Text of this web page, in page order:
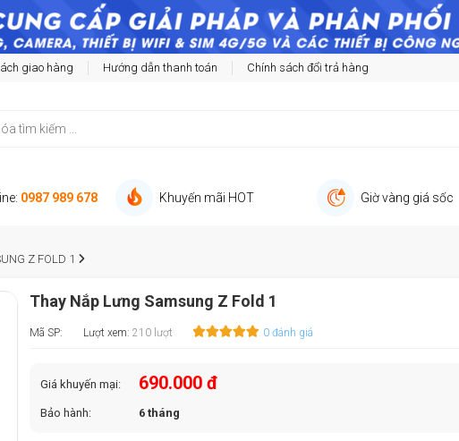
giao hàng Hướng dẫn thanh toán Chính sách đổi trả hàng
0987 989 678 Khuyến mãi HOT Giờ vàng giá sốc
Z FOLD 1
Thay Nắp Lưng Samsung Z Fold 1
Mã SP: Lượt xem: 210 lượt 0 đánh giá
Giá khuyến mại: 690.000 đ
Bảo hành: 6 tháng